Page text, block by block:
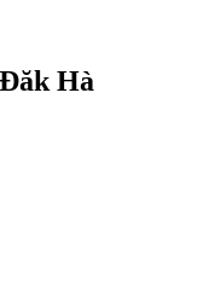
Hà